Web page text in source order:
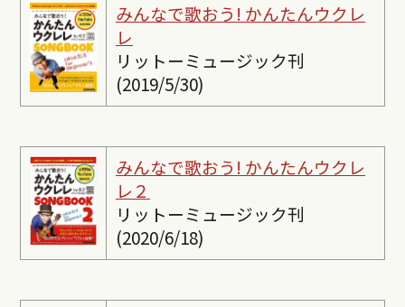
みんなで歌おう! かんたんウクレ
レ
リットーミュージック刊
(2019/5/30)
みんなで歌おう! かんたんウクレ
レ２
リットーミュージック刊
(2020/6/18)